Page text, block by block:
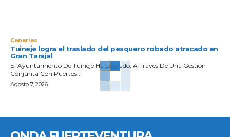
Canarias
Tuineje logra el traslado del pesquero robado atracado en
Gran Tarajal
El Ayuntamiento De Tuineje Ha Logrado, A Través De Una Gestión
Conjunta Con Puertos...
Agosto 7, 2026